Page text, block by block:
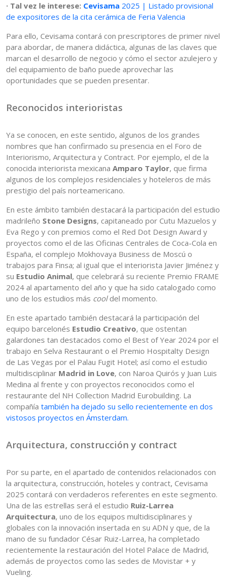
· Tal vez le interese: Cevisama 2025 | Listado provisional
de expositores de la cita cerámica de Feria Valencia
Para ello, Cevisama contará con prescriptores de primer nivel
para abordar, de manera didáctica, algunas de las claves que
marcan el desarrollo de negocio y cómo el sector azulejero y
del equipamiento de baño puede aprovechar las
oportunidades que se pueden presentar.
Reconocidos interioristas
Ya se conocen, en este sentido, algunos de los grandes
nombres que han confirmado su presencia en el Foro de
Interiorismo, Arquitectura y Contract. Por ejemplo, el de la
conocida interiorista mexicana Amparo Taylor, que firma
algunos de los complejos residenciales y hoteleros de más
prestigio del país norteamericano.
En este ámbito también destacará la participación del estudio
madrileño Stone Designs, capitaneado por Cutu Mazuelos y
Eva Rego y con premios como el Red Dot Design Award y
proyectos como el de las Oficinas Centrales de Coca-Cola en
España, el complejo Mokhovaya Business de Moscú o
trabajos para Finsa; al igual que el interiorista Javier Jiménez y
su Estudio Animal, que celebrará su reciente Premio FRAME
2024 al apartamento del año y que ha sido catalogado como
uno de los estudios más cool del momento.
En este apartado también destacará la participación del
equipo barcelonés Estudio Creativo, que ostentan
galardones tan destacados como el Best of Year 2024 por el
trabajo en Selva Restaurant o el Premio Hospitalty Design
de Las Vegas por el Palau Fugit Hotel; así como el estudio
multidisciplinar Madrid in Love, con Naroa Quirós y Juan Luis
Medina al frente y con proyectos reconocidos como el
restaurante del NH Collection Madrid Eurobuilding. La
compañía también ha dejado su sello recientemente en dos
vistosos proyectos en Ámsterdam.
Arquitectura, construcción y contract
Por su parte, en el apartado de contenidos relacionados con
la arquitectura, construcción, hoteles y contract, Cevisama
2025 contará con verdaderos referentes en este segmento.
Una de las estrellas será el estudio Ruiz-Larrea
Arquitectura, uno de los equipos multidisciplinares y
globales con la innovación insertada en su ADN y que, de la
mano de su fundador César Ruiz-Larrea, ha completado
recientemente la restauración del Hotel Palace de Madrid,
además de proyectos como las sedes de Movistar + y
Vueling.